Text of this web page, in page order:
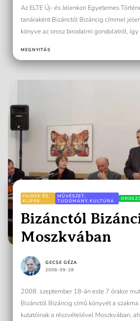
Az ELTE Új- és Jelenkori Egyetemes
tanáraként Bizánctól Bizáncig címmel
könyve az orosz birodalmi gondolatról,
MEGNYITÁS
FILMEK ÉS
KLIPEK
MŰVÉSZET,
TUDOMÁNY, KULTÚRA
Bizánctól
Moszkvában
GECSE GÉZA
2008-09-28
2008. szeptember 18-án este 7 órakor
Bizánctól Bizáncig című könyvét a szakma
kutatóinak a részvételével Moszkvában,